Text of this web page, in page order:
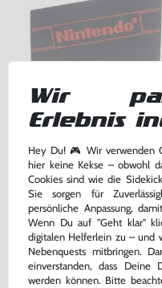
Schuber / Dust-Sleeve
mit Nintendo Logo, gebraucht
-37% bisher 7,99 €
jetzt nur5,00 €
Warenkorb
Wir
Erlebnis
Hey Du! 🎮 Wir verwenden
hier keine Kekse – obwohl
Cookies sind wie die
Sie sorgen für
persönliche Anpassung,
Wenn Du auf "Geht klar"
digitalen Helferlein zu – und
Nebenquests mitbringen.
einverstanden, dass Deine
werden können. Bitte